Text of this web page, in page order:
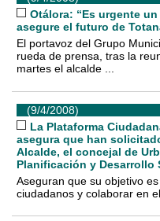
Otálora: “Es urgente
asegure el futuro de
El portavoz del Grupo
rueda de prensa, tras la
martes el alcalde ...
(9/4/2008)
La Plataforma
asegura que han
Alcalde, el concejal de
Planificación y Desarrollo
Aseguran que su objetivo
ciudadanos y colaborar en